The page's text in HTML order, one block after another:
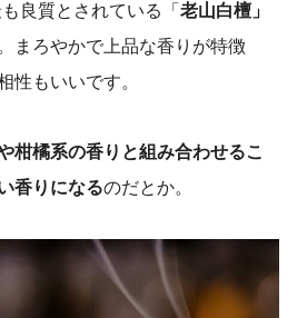
良質とされている「 老山白檀」
まろやかで上品な香りが特徴
性もいいです。
柑橘系の香りと組み合わせるこ
香りになるのだとか。